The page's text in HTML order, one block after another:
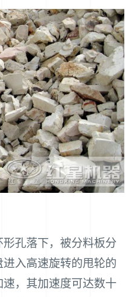
孔落下，被分料板分
入高速旋转的甩轮的
，其加速度可达数十